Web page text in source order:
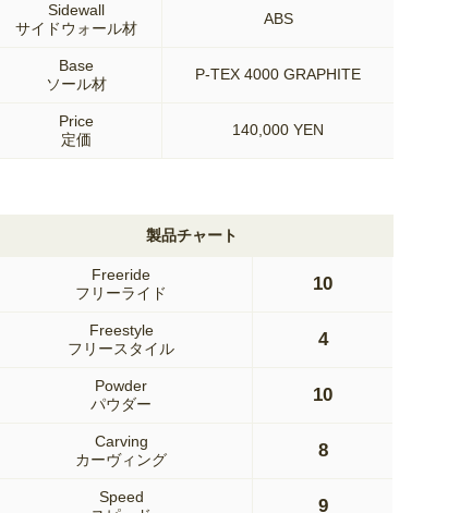
Sidewall
サイドウォール材
ABS
Base
ソール材
P-TEX 4000 GRAPHITE
Price
定価
140,000 YEN
製品チャート
Freeride
フリーライド
10
Freestyle
フリースタイル
4
Powder
パウダー
10
Carving
カーヴィング
8
Speed
9